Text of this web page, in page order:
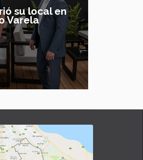
su local en
Varela